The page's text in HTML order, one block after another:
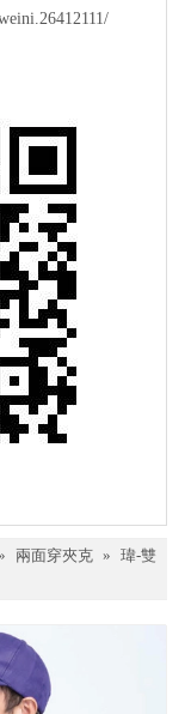
兩面穿夾克 » 瑋-雙